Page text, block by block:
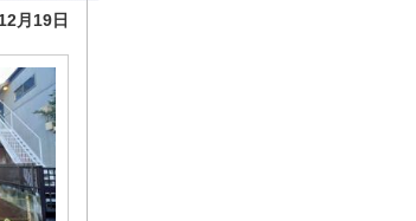
月19日